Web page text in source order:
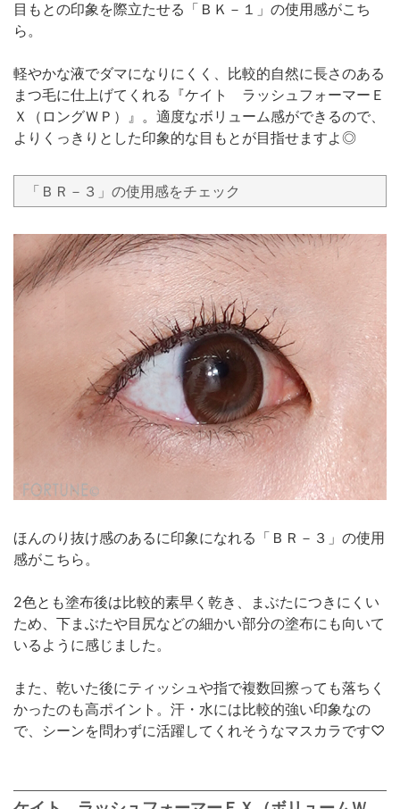
目もとの印象を際立たせる「ＢＫ－１」の使用感がこち
ら。
軽やかな液でダマになりにくく、比較的自然に長さのある
まつ毛に仕上げてくれる『ケイト ラッシュフォーマーＥ
Ｘ（ロングＷＰ）』。適度なボリューム感ができるので、
よりくっきりとした印象的な目もとが目指せますよ◎
「ＢＲ－３」の使用感をチェック
ほんのり抜け感のあるに印象になれる「ＢＲ－３」の使用
感がこちら。
2色とも塗布後は比較的素早く乾き、まぶたにつきにくい
ため、下まぶたや目尻などの細かい部分の塗布にも向いて
いるように感じました。
また、乾いた後にティッシュや指で複数回擦っても落ちく
かったのも高ポイント。汗・水には比較的強い印象なの
で、シーンを問わずに活躍してくれそうなマスカラです♡